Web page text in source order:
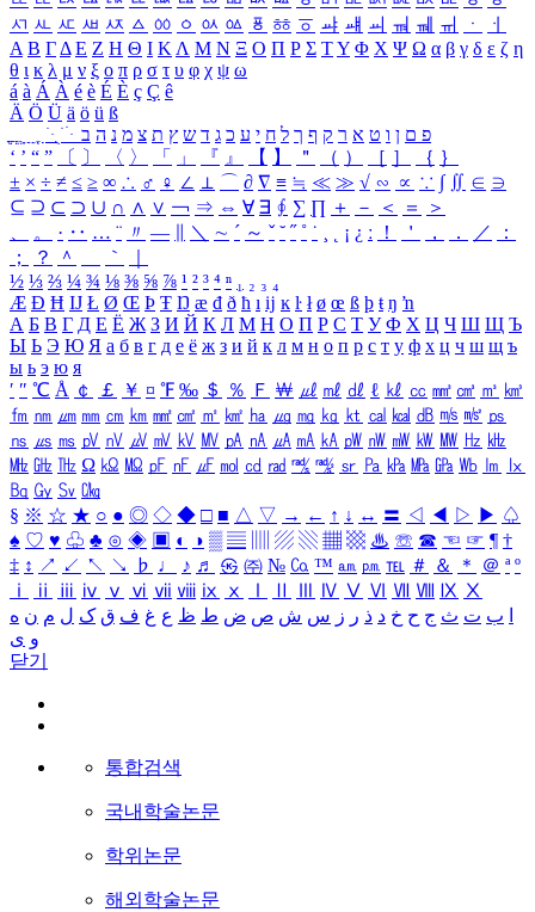
ㅺ ㅻ ㅼ ㅽ ㅾ ㅿ ㆀ ㆁ ㆂ ㆃ ㆄ ㆅ ㆆ ㆇ ㆈ ㆉ ㆊ ㆋ ㆌ ㆍ
ㆎ
Α Β ΓΔ Ε Ζ Η Θ Ι ΚΛ Μ Ν Ξ Ο Π Ρ Σ ΤΥ Φ Χ Ψ Ω α β γ δ ε ζ η
θ ι κ λ μ ν ξ ο π ρ σ τ υ φ χ ψ ω
á à Á À é è É È ç Ç ê
Ä Ö Ü ä ö ü ß
ִֶֹ ֻּ ׁׂ פ ם ן ו ט א ר ק ף ך ל ח י ע כ ג ד ש ץ ת צ מ נ ה ב
‘ ’ “ ” 〔 〕 〈 〉 「 」 『 』 【 】 ＂ （ ） ［ ］ ｛ ｝
± × ÷ ≠ ≤ ≥ ∞ ∴ ♂ ♀ ∠ ⊥ ⌒ ∂ ∇ ≡ ≒ ≪ ≫ √ ∽ ∝ ∵ ∫ ∬ ∈ ∋
⊆ ⊇ ⊂ ⊃ ∪ ∩ ∧ ∨ ￢ ⇒ ⇔ ∀ ∃ ∮ ∑ ∏ ＋ － ＜ ＝
＞
、
。 · ‥ … ¨ 〃 ― ＼ ∼ ´ ～ ˇ ˘ ˝ ˚ ˙ ¸ ¡ ¿ ː ！ ＇ ， ． ／
：
；
？ ＾ ｀
½ ⅓ ⅔ ¼ ¾ ⅛ ⅜ ⅝ ⅞ ¹ ² ³ ⁴ ⁿ ₁ ₂ ₃ ₄
Æ Ð Ħ Ĳ Ł Ø Œ Þ Ŧ Ŋ æ đ ð ħ ı ĳ ĸ ŀ ł ø œ ß þ ŧ ŋ ŉ
А Б В Г Д Е Ё Ж З И Й К Л М Н О П Р С Т У Ф Х Ц Ч Ш Щ Ъ
Ы Ь Э Ю Я а б в г д е ё ж з и й к л м н о п р с т у ф х ц ч ш щ ъ
ы ь э ю я
′ ″ ℃ Å ￠ ￡ ￥ ¤ ℉ ‰ ＄ ％ Ｆ ￦ ㎕ ㎖ ㎗ ℓ ㎘ ㏄ ㎣ ㎤ ㎥ ㎦
㎙ ㎚ ㎛ ㎜ ㎝ ㎞ ㎟ ㎠ ㎡ ㎢ ㏊ ㎍ ㎎ ㎏ ㏏ ㎈ ㎉ ㏈ ㎧ ㎨ ㎰
㎱ ㎲ ㎳ ㎴ ㎵ ㎶ ㎷ ㎸ ㎹ ㎀ ㎁ ㎂ ㎃ ㎄ ㎺ ㎻ ㎽ ㎾ ㎿ ㎐ ㎑
㎒ ㎓ ㎔ Ω ㏀ ㏁ ㎊ ㎋ ㎌ ㏖ ㏅ ㎭ ㎮ ㎯ ㏛ ㎩ ㎪ ㎫ ㎬ ㏝ ㏐
㏓
㏃ ㏉ ㏜ ㏆
§ ※ ☆ ★ ○ ● ◎ ◇ ◆ □ ■ △ ▽ → ← ↑ ↓ ↔ 〓 ◁ ◀ ▷ ▶ ♤
♠ ♡ ♥ ♧ ♣ ⊙ ◈ ▣ ◐ ◑ ▒ ▤ ▨ ▧ ▦ ▩ ♨ ☏ ☎ ☜ ☞ ¶ †
‡ ↕ ↗ ↙ ↖ ↘ ♭ ♩ ♪ ♬ ㉿ ㈜ № ㏇ ™ ㏂ ㏘ ℡ ＃ ＆ ＊ ＠ ª º
ⅰ
ⅱ ⅲ ⅳ ⅴ ⅵ ⅶ ⅷ ⅸ ⅹ Ⅳ Ⅴ Ⅵ Ⅶ Ⅷ Ⅸ Ⅹ
ب ت ث ج ح خ د ذ ر ز س ش ص ض ط ظ ع غ ف ق ک ل م ن ه
و ی
닫기
통합검색
국내학술논문
학위논문
해외학술논문